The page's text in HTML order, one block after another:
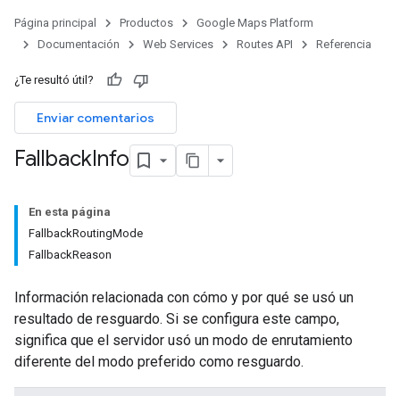
Página principal Productos
Google Maps Platform
Documentación
Web Services Routes API Referencia
¿Te resultó útil?
Enviar comentarios
FallbackInfo
En esta página
FallbackRoutingMode
FallbackReason
Información relacionada con cómo y por qué se usó un
resultado de resguardo. Si se configura este campo,
significa que el servidor usó un modo de enrutamiento
diferente del modo preferido como resguardo.